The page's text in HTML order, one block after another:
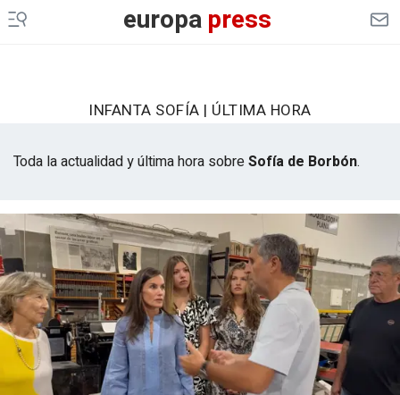
europapress
INFANTA SOFÍA | ÚLTIMA HORA
Toda la actualidad y última hora sobreSofía de Borbón.